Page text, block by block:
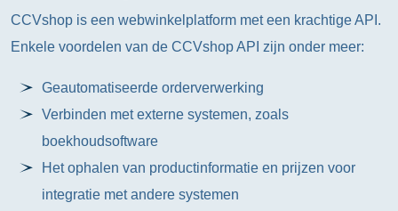
CCVshop is een webwinkelplatform met een krachtige API.
Enkele voordelen van de CCVshop API zijn onder meer:
Geautomatiseerde orderverwerking
Verbinden met externe systemen, zoals
boekhoudsoftware
Het ophalen van productinformatie en prijzen voor
integratie met andere systemen